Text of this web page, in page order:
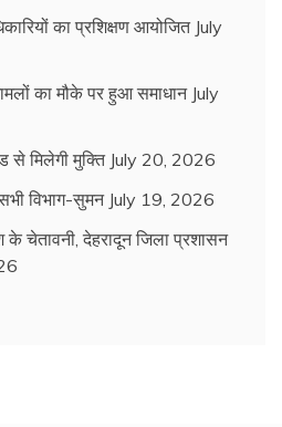
का प्रशिक्षण आयोजित July
का मौके पर हुआ समाधान July
से मिलेगी मुक्ति July 20, 2026
विभाग-सुमन July 19, 2026
के चेतावनी, देहरादून जिला प्रशासन